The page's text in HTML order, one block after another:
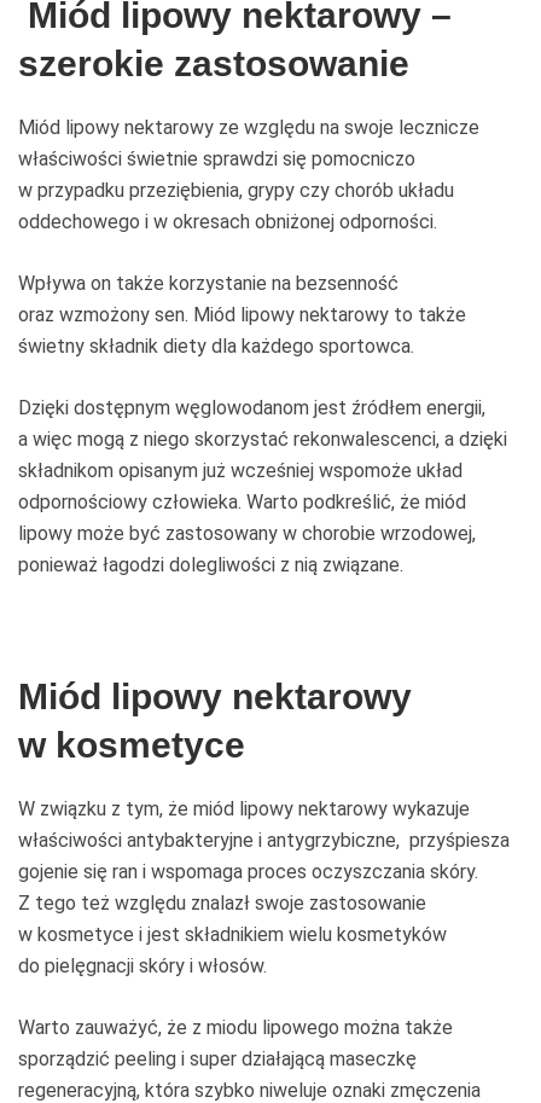
Miód lipowy nektarowy –
szerokie zastosowanie
Miód lipowy nektarowy ze względu na swoje lecznicze
właściwości świetnie sprawdzi się pomocniczo
w przypadku przeziębienia, grypy czy chorób układu
oddechowego i w okresach obniżonej odporności.
Wpływa on także korzystanie na bezsenność
oraz wzmożony sen. Miód lipowy nektarowy to także
świetny składnik diety dla każdego sportowca.
Dzięki dostępnym węglowodanom jest źródłem energii,
a więc mogą z niego skorzystać rekonwalescenci, a dzięki
składnikom opisanym już wcześniej wspomoże układ
odpornościowy człowieka. Warto podkreślić, że miód
lipowy może być zastosowany w chorobie wrzodowej,
ponieważ łagodzi dolegliwości z nią związane.
Miód lipowy nektarowy
w kosmetyce
W związku z tym, że miód lipowy nektarowy wykazuje
właściwości antybakteryjne i antygrzybiczne, przyśpiesza
gojenie się ran i wspomaga proces oczyszczania skóry.
Z tego też względu znalazł swoje zastosowanie
w kosmetyce i jest składnikiem wielu kosmetyków
do pielęgnacji skóry i włosów.
Warto zauważyć, że z miodu lipowego można także
sporządzić peeling i super działającą maseczkę
regeneracyjną, która szybko niweluje oznaki zmęczenia